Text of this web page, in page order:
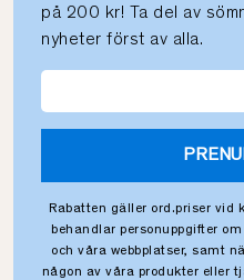
på 200 kr! Ta del av
nyheter först av alla.
Rabatten gäller ord.priser vid
behandlar personuppgifter
och våra webbplatser, samt
någon av våra produkter eller